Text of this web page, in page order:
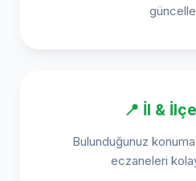
📍 İl &
Bulunduğunuz
eczaneleri